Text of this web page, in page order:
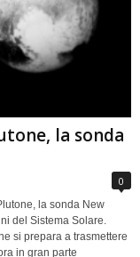
la sonda
0
la sonda New
del Sistema Solare.
si prepara a trasmettere
in gran parte